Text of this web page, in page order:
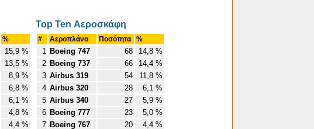
%
15,9 %
13,5 %
8,9 %
6,8 %
6,1 %
4,8 %
4,4 %
Top Ten Αεροσκάφη
# Αεροπλάνα Ποσότητα %
1 Boeing 747 68
14,8 %
2 Boeing 737 66
14,4 %
3 Airbus 319 54
11,8 %
4 Airbus 320 28
6,1 %
5 Airbus 340 27
5,9 %
6 Boeing 777 23
5,0 %
7 Boeing 767 20 4,4 %